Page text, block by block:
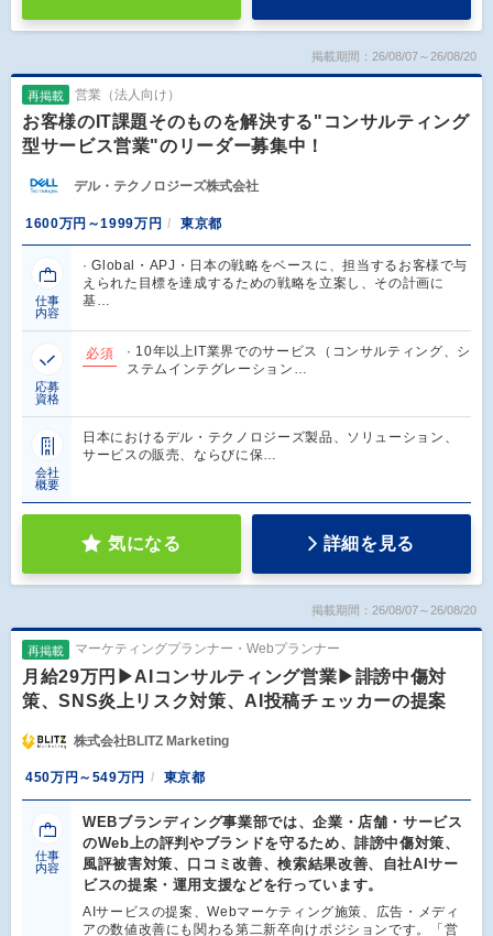
掲載期間：26/08/07～26/08/20
再掲載 営業（法人向け）
お客様のIT課題そのものを解決する"コンサルティング
型サービス営業"のリーダー募集中！
デル・テクノロジーズ株式会社
1600万円～1999万円 東京都
仕事
内容
· Global・APJ・日本の戦略をベースに、担当するお客様で与
えられた目標を達成するための戦略を立案し、その計画に
基…
応募
資格
必須
· 10年以上IT業界でのサービス（コンサルティング、シ
ステムインテグレーション…
会社
概要
日本におけるデル・テクノロジーズ製品、ソリューション、
サービスの販売、ならびに保…
気になる 詳細を見る
掲載期間：26/08/07～26/08/20
再掲載 マーケティングプランナー・Webプランナー
月給29万円▶AIコンサルティング営業▶誹謗中傷対
策、SNS炎上リスク対策、AI投稿チェッカーの提案
株式会社BLITZ Marketing
450万円～549万円 東京都
仕事
内容
WEBブランディング事業部では、企業・店舗・サービス
のWeb上の評判やブランドを守るため、誹謗中傷対策、
風評被害対策、口コミ改善、検索結果改善、自社AIサー
ビスの提案・運用支援などを行っています。
AIサービスの提案、Webマーケティング施策、広告・メディ
アの数値改善にも関わる第二新卒向けポジションです。「営